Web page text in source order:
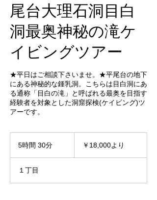
尾台大理石洞目白
洞最奥神秘の滝ケ
イビングツアー
★平日はご相談下さいませ。★平尾台の地下
にある神秘的な鍾乳洞。こちらは目白洞にあ
る通称「目白の滝」と呼ばれる最奥を目指す
経験者を対象とした洞窟探検(ケイビング)ツ
アーです。
5時間 30分
0
￥18,000より
１丁目